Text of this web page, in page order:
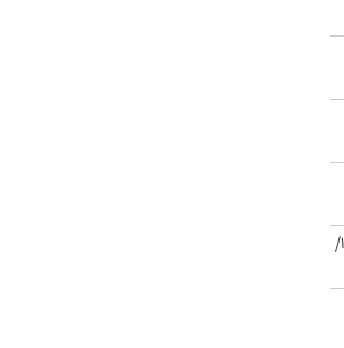
قیمت دلار در بازار آزاد امروز جمعه ۱۶ مرداد ۱۴۰۵/